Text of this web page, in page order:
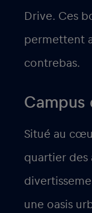
Drive. Ces
permettent
contrebas.
Campus
Situé au
quartier des
une oasis